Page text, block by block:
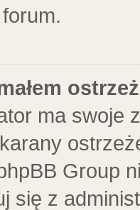
ma swoje
Group
się z